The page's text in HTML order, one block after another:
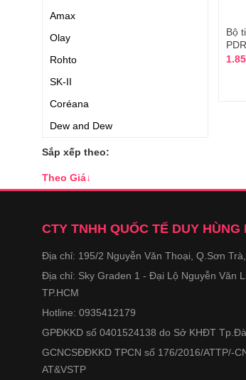
Amax
Olay
Rohto
SK-II
Coréana
Dew and Dew
Neutrogena
Suiskin
Simple
Kiehl
Dior
DHC
Sắp xếp theo:
Theo Giá↓
Bộ
CTY TNHH QUỐC TẾ DUY HÙNG
Địa chỉ: 195/2 Nguyễn Văn Thoại, Q.Sơn
Địa chỉ: Sky Graden 1 - Đại Lộ Nguyễn Văn
TP.HCM
Hotline: 0935412179
GPĐKKD số 0401524138 do Sở KHĐT
GCNCSĐĐKKD TPCN số 176/2016/ATTP/-
AT&VSTP